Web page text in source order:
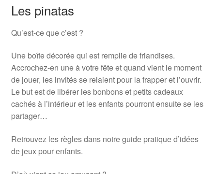
Les pinatas
Qu’est-ce que c’est ?
Une boîte décorée qui est remplie de friandises.
Accrochez-en une à votre fête et quand vient le moment
de jouer, les invités se relaient pour la frapper et l’ouvrir.
Le but est de libérer les bonbons et petits cadeaux
cachés à l’intérieur et les enfants pourront ensuite se les
partager…
Retrouvez les règles dans notre guide pratique d’idées
de jeux pour enfants.